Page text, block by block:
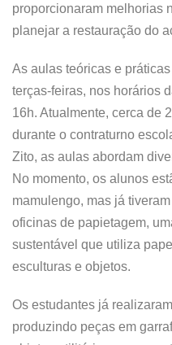
proporcionaram melhorias
planejar a restauração do
As aulas teóricas e
terças-feiras, nos horários
16h. Atualmente, cerca de
durante o contraturno
Zito, as aulas abordam
No momento, os alunos
mamulengo, mas já
oficinas de papietagem,
sustentável que utiliza
esculturas e objetos.
Os estudantes já
produzindo peças em